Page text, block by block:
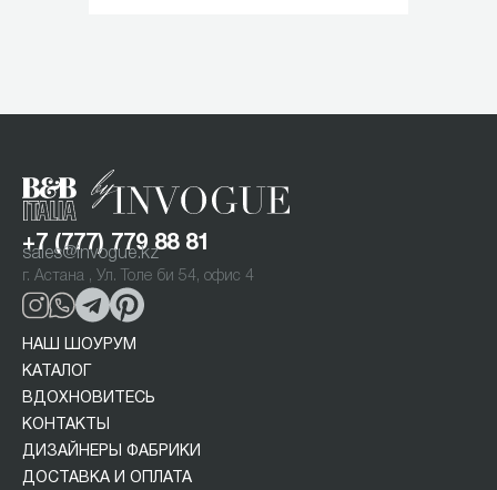
+7 (777) 779 88 81
sales@invogue.kz
г. Астана , Ул. Толе би 54, офис 4
НАШ ШОУРУМ
КАТАЛОГ
ВДОХНОВИТЕСЬ
КОНТАКТЫ
ДИЗАЙНЕРЫ ФАБРИКИ
ДОСТАВКА И ОПЛАТА